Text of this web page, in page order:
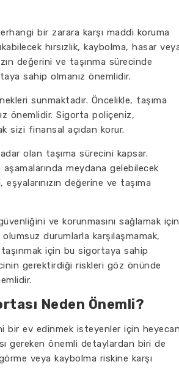
bir zarara karşı maddi koruma
hırsızlık, kaybolma, hasar
değerini ve taşınma sürecinde
sahip olmanız önemlidir.
sunmaktadır. Öncelikle, taşıma
önemlidir. Sigorta poliçeniz,
sizi finansal açıdan korur.
olan taşıma sürecini kapsar.
meydana gelebilecek
değerine ve taşıma
ve korunmasını sağlamak için
durumlarla karşılaşmamak,
için bu sigortaya sahip
gerektirdiği riskleri göz önünde
Neden Önemli?
bir ev edinmek isteyenler için
gereken önemli detaylardan biri de
veya kaybolma riskine karşı